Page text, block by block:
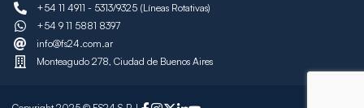
+54 11 4911 - 5313/9325 (Líneas Rotativas)
+54 9 11 5881 8397
info@fs24.com.ar
Monteagudo 278, Ciudad de Buenos Aires